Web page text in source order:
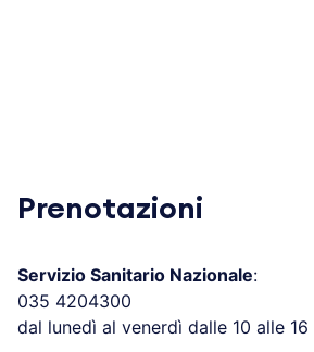
Prenotazioni
Servizio Sanitario Nazionale:
035 4204300
dal lunedì al venerdì dalle 10 alle 16